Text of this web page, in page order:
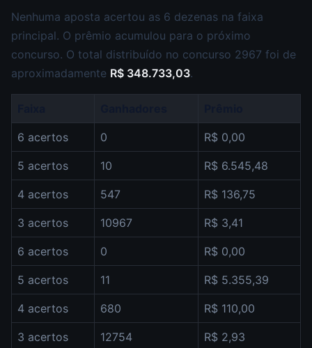
Nenhuma aposta acertou as 6 dezenas na faixa
principal. O prêmio acumulou para o próximo
concurso. O total distribuído no concurso 2967 foi de
aproximadamente R$ 348.733,03.
6 acertos 0 R$ 0,00
5 acertos 10 R$ 6.545,48
4 acertos 547 R$ 136,75
3 acertos 10967 R$ 3,41
6 acertos 0 R$ 0,00
5 acertos 11 R$ 5.355,39
4 acertos 680 R$ 110,00
3 acertos 12754 R$ 2,93